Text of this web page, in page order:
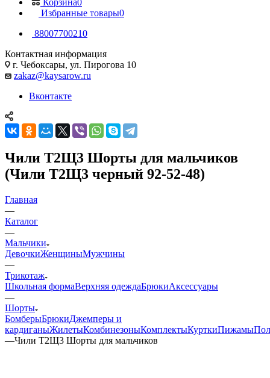
Корзина0
Избранные товары0
88007700210
Контактная информация
г. Чебоксары, ул. Пирогова 10
zakaz@kaysarow.ru
Вконтакте
Чили Т2Щ3 Шорты для мальчиков
(Чили Т2Щ3 черный 92-52-48)
Главная
—
Каталог
—
Мальчики
ДевочкиЖенщиныМужчины
—
Трикотаж
Школьная формаВерхняя одеждаБрюкиАксессуары
—
Шорты
БомберыБрюкиДжемперы и
кардиганыЖилетыКомбинезоныКомплектыКурткиПижамы
—Чили Т2Щ3 Шорты для мальчиков